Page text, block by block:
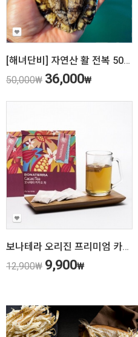
[해녀단비] 자연산 활 전복 500g
50,000₩ 36,000₩
보나테라 오리진 프리미엄 카카오 100% 차(Tea, 티백 10개입)
12,900₩ 9,900₩